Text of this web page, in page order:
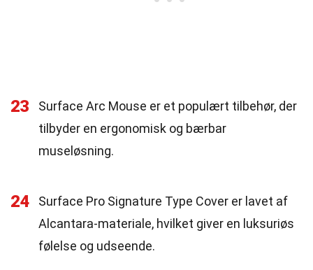
23
Surface Arc Mouse er et populært tilbehør, der
tilbyder en ergonomisk og bærbar
museløsning.
24
Surface Pro Signature Type Cover er lavet af
Alcantara-materiale, hvilket giver en luksuriøs
følelse og udseende.